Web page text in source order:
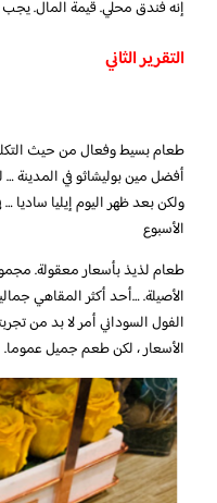
إنه فندق محلي. قيمة المال.
التقرير الثاني
طعام بسيط وفعال من حيث
أفضل مين بوليشاثو في المدينة
ولكن بعد ظهر اليوم إيليا ساديا …
الأسبوع
طعام لذيذ بأسعار معقولة.
الأصيلة. …أحد أكثر المقاهي
الفول السوداني أمر لا بد من
الأسعار ، لكن طعم جميل عموما.